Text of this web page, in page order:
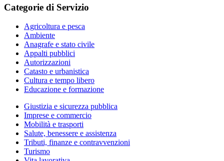
Categorie di Servizio
Agricoltura e pesca
Ambiente
Anagrafe e stato civile
Appalti pubblici
Autorizzazioni
Catasto e urbanistica
Cultura e tempo libero
Educazione e formazione
Giustizia e sicurezza pubblica
Imprese e commercio
Mobilità e trasporti
Salute, benessere e assistenza
Tributi, finanze e contravvenzioni
Turismo